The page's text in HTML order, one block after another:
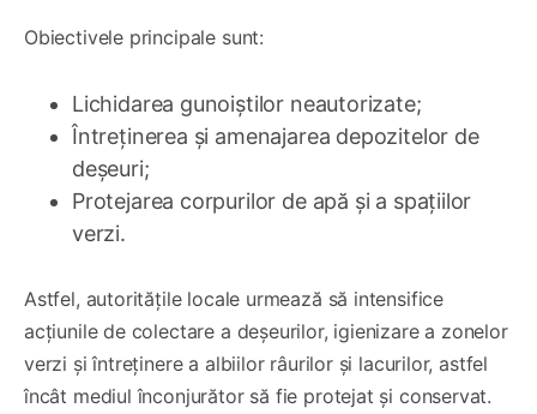
Obiectivele principale sunt:
Lichidarea gunoiștilor neautorizate;
Întreținerea și amenajarea depozitelor de
deșeuri;
Protejarea corpurilor de apă și a spațiilor
verzi.
Astfel, autoritățile locale urmează să intensifice
acțiunile de colectare a deșeurilor, igienizare a zonelor
verzi și întreținere a albiilor râurilor și lacurilor, astfel
încât mediul înconjurător să fie protejat și conservat.